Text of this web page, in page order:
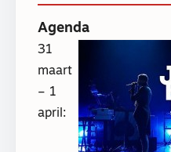
Agenda
31
maart
– 1
april: